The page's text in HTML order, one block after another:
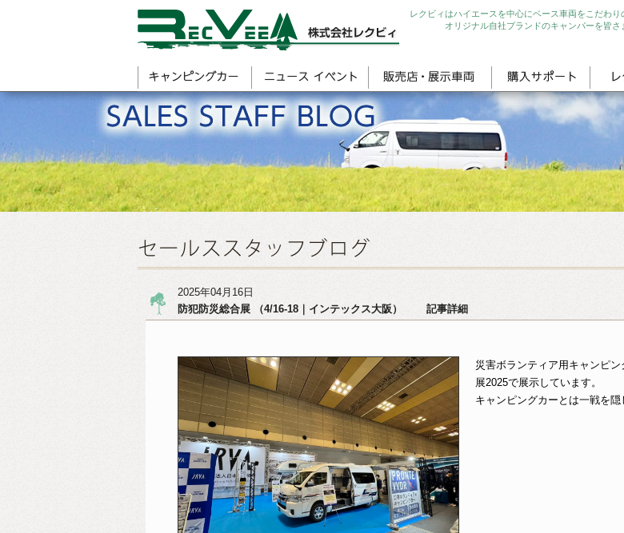
レクビィはハイエースを中心にベース車両をこだわ
オリジナル自社ブランドのキャンパーを皆
2025年04月16日
防犯防災総合展 （4/16-18｜インテックス大阪） 記事詳細
災害ボランティア用キャンピ
展2025で展示しています。
キャンピングカーとは一戦を